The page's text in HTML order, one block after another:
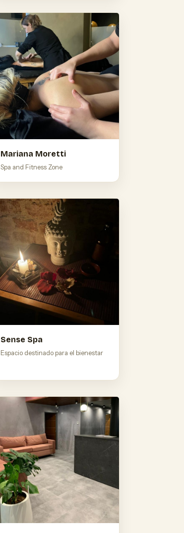
Mariana Moretti
Spa and Fitness Zone
Sense Spa
Espacio destinado para el bienestar